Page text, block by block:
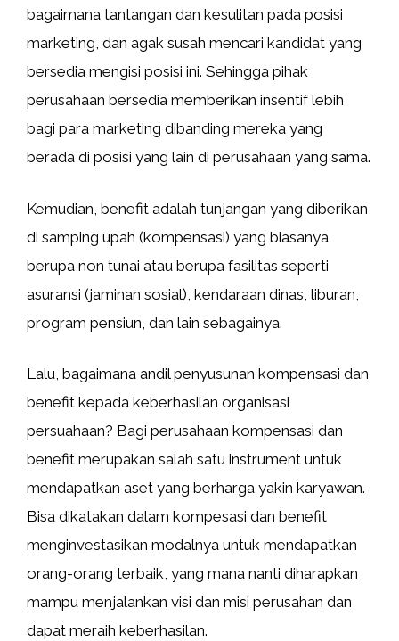
bagaimana tantangan dan kesulitan pada posisi
marketing, dan agak susah mencari kandidat yang
bersedia mengisi posisi ini. Sehingga pihak
perusahaan bersedia memberikan insentif lebih
bagi para marketing dibanding mereka yang
berada di posisi yang lain di perusahaan yang sama.
Kemudian, benefit adalah tunjangan yang diberikan
di samping upah (kompensasi) yang biasanya
berupa non tunai atau berupa fasilitas seperti
asuransi (jaminan sosial), kendaraan dinas, liburan,
program pensiun, dan lain sebagainya.
Lalu, bagaimana andil penyusunan kompensasi dan
benefit kepada keberhasilan organisasi
persuahaan? Bagi perusahaan kompensasi dan
benefit merupakan salah satu instrument untuk
mendapatkan aset yang berharga yakin karyawan.
Bisa dikatakan dalam kompesasi dan benefit
menginvestasikan modalnya untuk mendapatkan
orang-orang terbaik, yang mana nanti diharapkan
mampu menjalankan visi dan misi perusahan dan
dapat meraih keberhasilan.